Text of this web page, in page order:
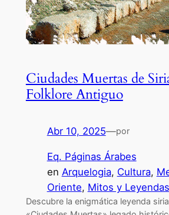
Ciudades Muertas de
Folklore Antiguo
Abr 10, 2025—por
Eq. Páginas Árabes
en Arquelogia, Cultura,
Oriente, Mitos y Leyendas
Descubre la enigmática leyenda